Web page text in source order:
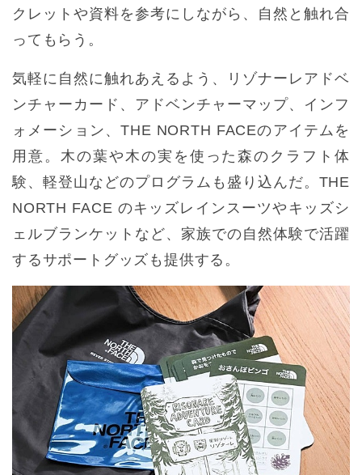
クレットや資料を参考にしながら、自然と触れ合
ってもらう。
気軽に自然に触れあえるよう、リゾナーレアドベ
ンチャーカード、アドベンチャーマップ、インフ
ォメーション、THE NORTH FACEのアイテムを
用意。木の葉や木の実を使った森のクラフト体
験、軽登山などのプログラムも盛り込んだ。THE
NORTH FACE のキッズレインスーツやキッズシ
ェルブランケットなど、家族での自然体験で活躍
するサポートグッズも提供する。